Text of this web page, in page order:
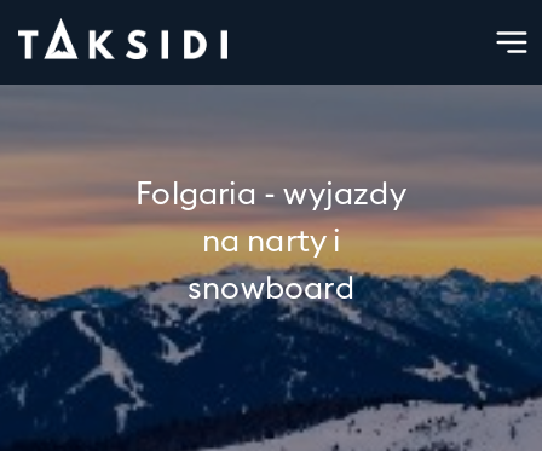
Folgaria - wyjazdy
na narty i
snowboard